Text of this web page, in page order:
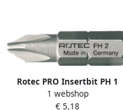
Rotec PRO Insertbit PH 1
L=25mm C 6 3 BASIC 10 stuks
8000001
1 webshop
€ 5,18